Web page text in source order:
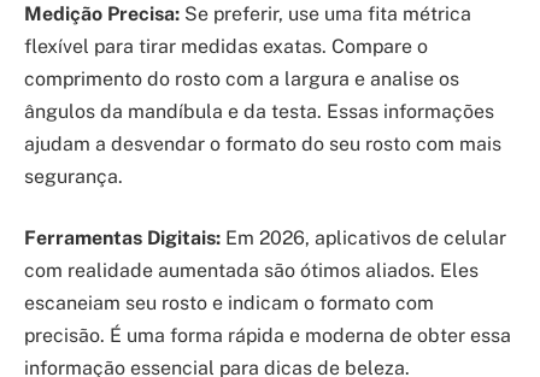
Medição Precisa: Se preferir, use uma fita métrica
flexível para tirar medidas exatas. Compare o
comprimento do rosto com a largura e analise os
ângulos da mandíbula e da testa. Essas informações
ajudam a desvendar o formato do seu rosto com mais
segurança.
Ferramentas Digitais: Em 2026, aplicativos de celular
com realidade aumentada são ótimos aliados. Eles
escaneiam seu rosto e indicam o formato com
precisão. É uma forma rápida e moderna de obter essa
informação essencial para dicas de beleza.